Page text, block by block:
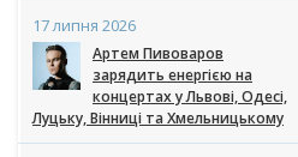
17 липня 2026
Артем Пивоваров
зарядить енергією на
концертах у Львові, Одесі,
Луцьку, Вінниці та Хмельницькому